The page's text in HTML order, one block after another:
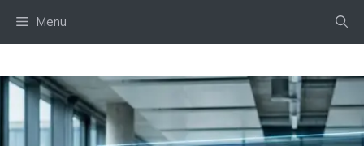
Menu